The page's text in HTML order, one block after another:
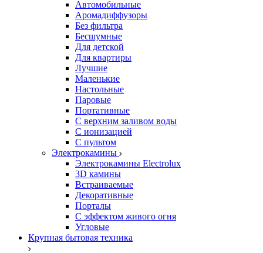
Автомобильные
Аромадиффузоры
Без фильтра
Бесшумные
Для детской
Для квартиры
Лучшие
Маленькие
Настольные
Паровые
Портативные
С верхним заливом воды
С ионизацией
С пультом
Электрокамины
Электрокамины Electrolux
3D камины
Встраиваемые
Декоративные
Порталы
С эффектом живого огня
Угловые
Крупная бытовая техника